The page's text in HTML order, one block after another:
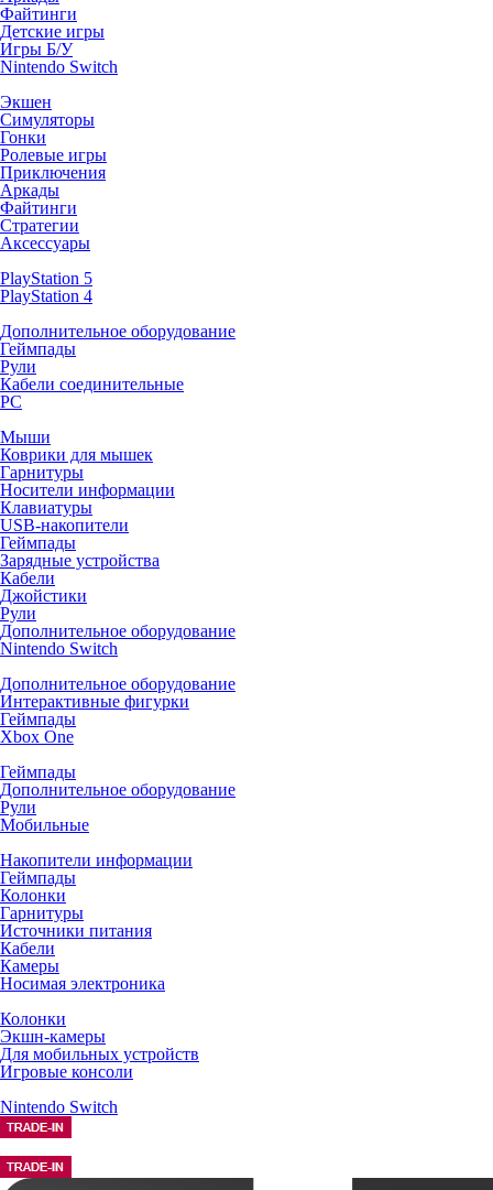
Файтинги
Детские игры
Игры Б/У
Nintendo Switch
Экшен
Симуляторы
Гонки
Ролевые игры
Приключения
Аркады
Файтинги
Стратегии
Аксессуары
PlayStation 5
PlayStation 4
Дополнительное оборудование
Геймпады
Рули
Кабели соединительные
PC
Мыши
Коврики для мышек
Гарнитуры
Носители информации
Клавиатуры
USB-накопители
Геймпады
Зарядные устройства
Кабели
Джойстики
Рули
Дополнительное оборудование
Nintendo Switch
Дополнительное оборудование
Интерактивные фигурки
Геймпады
Xbox One
Геймпады
Дополнительное оборудование
Рули
Мобильные
Накопители информации
Геймпады
Колонки
Гарнитуры
Источники питания
Кабели
Камеры
Носимая электроника
Колонки
Экшн-камеры
Для мобильных устройств
Игровые консоли
Nintendo Switch